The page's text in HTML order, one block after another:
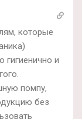
которые
гигиенично и
помпу,
без